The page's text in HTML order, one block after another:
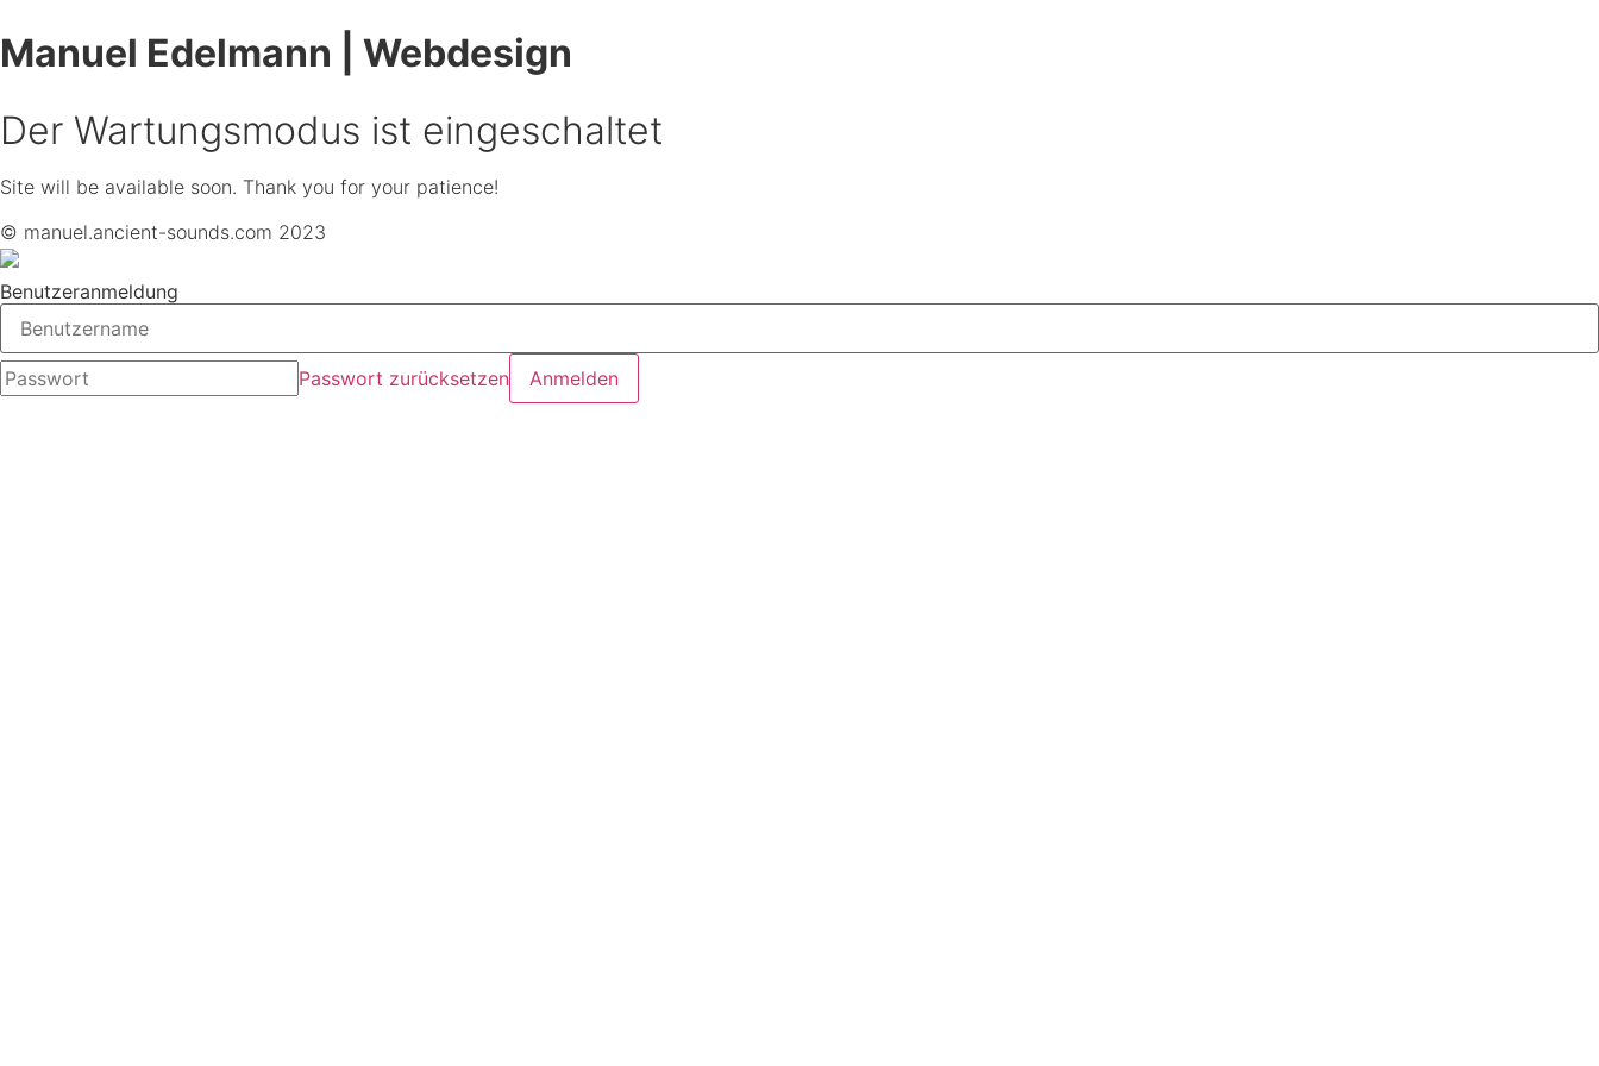
Manuel Edelmann | Webdesign
Der Wartungsmodus ist eingeschaltet
Site will be available soon. Thank you for your patience!
© manuel.ancient-sounds.com 2023
Benutzeranmeldung
Passwort zurücksetzen